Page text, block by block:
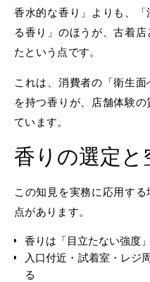
香水的な香り」よりも、
る香り」のほうが、古着
たという点です。
これは、消費者の「衛生
を持つ香りが、店舗体験
ています。
香りの選定
この知見を実務に応用す
点があります。
香りは「目立たない強度
入口付近・試着室・レジ
る